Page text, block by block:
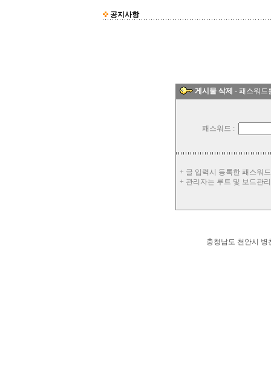
공지사항
게시물 삭제 - 패스워드
패스워드 :
+ 글 입력시 등록한 패스워
+ 관리자는 루트 및 보드관
충청남도 천안시 병